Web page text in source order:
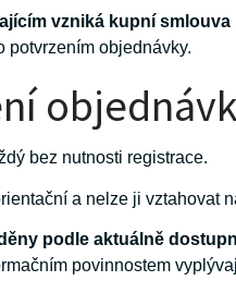
vzniká kupní smlouva
potvrzením objednávky.
bez nutnosti registrace.
a nelze ji vztahovat
podle aktuálně
povinnostem